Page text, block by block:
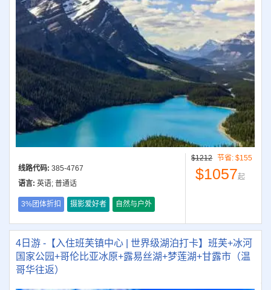
线路代码: 385-4767
语言: 英语; 普通话
3%团体折扣 摄影爱好者 自然与户外
$1212 节省:$155
$1057起
4日游 -【入住班芙镇中心 | 世界级湖泊打卡】班芙+冰河
国家公园+哥伦比亚冰原+露易丝湖+梦莲湖+甘露市（温
哥华往返）